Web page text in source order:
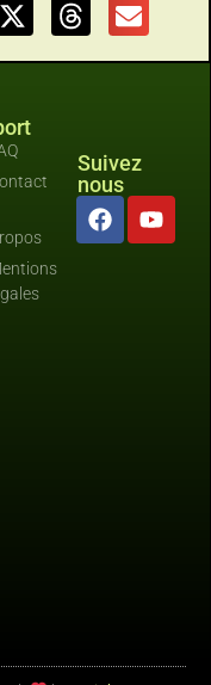
Suivez
nous